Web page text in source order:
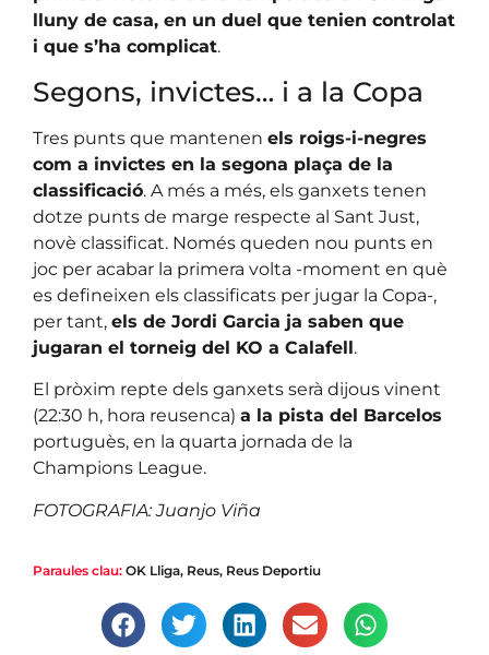
lluny de casa, en un duel que tenien controlat
i que s’ha complicat.
Segons, invictes… i a la Copa
Tres punts que mantenen els roigs-i-negres
com a invictes en la segona plaça de la
classificació. A més a més, els ganxets tenen
dotze punts de marge respecte al Sant Just,
novè classificat. Només queden nou punts en
joc per acabar la primera volta -moment en què
es defineixen els classificats per jugar la Copa-,
per tant, els de Jordi Garcia ja saben que
jugaran el torneig del KO a Calafell.
El pròxim repte dels ganxets serà dijous vinent
(22:30 h, hora reusenca) a la pista del Barcelos
portuguès, en la quarta jornada de la
Champions League.
FOTOGRAFIA: Juanjo Viña
Paraules clau: OK Lliga, Reus, Reus Deportiu